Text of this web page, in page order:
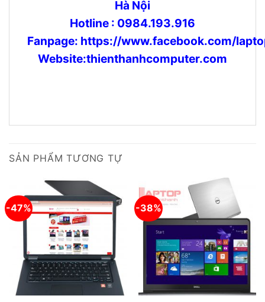
Hà Nội
Hotline : 0984.193.916
Fanpage: https://www.facebook.com/
Website:thienthanhcomputer.com
SẢN PHẨM TƯƠNG TỰ
-47% -38%